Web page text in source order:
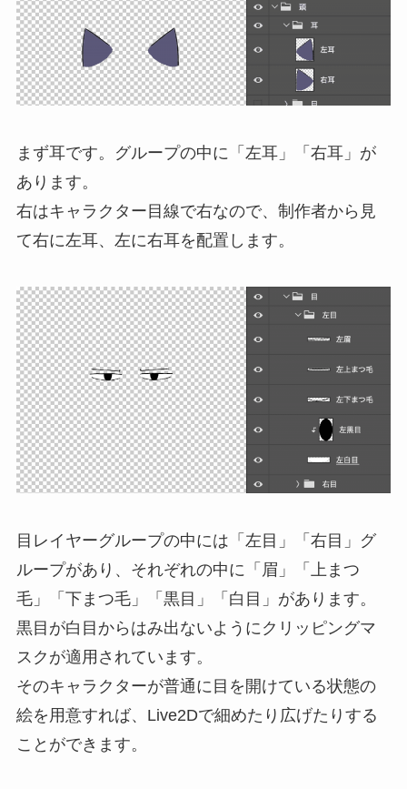
まず耳です。グループの中に「左耳」「右耳」が
あります。
右はキャラクター目線で右なので、制作者から見
て右に左耳、左に右耳を配置します。
目レイヤーグループの中には「左目」「右目」グ
ループがあり、それぞれの中に「眉」「上まつ
毛」「下まつ毛」「黒目」「白目」があります。
黒目が白目からはみ出ないようにクリッピングマ
スクが適用されています。
そのキャラクターが普通に目を開けている状態の
絵を用意すれば、Live2Dで細めたり広げたりする
ことができます。